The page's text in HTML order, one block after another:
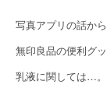
i
g
a
写真アプリの話か
無印良品の便利グ
乳液に関しては…。